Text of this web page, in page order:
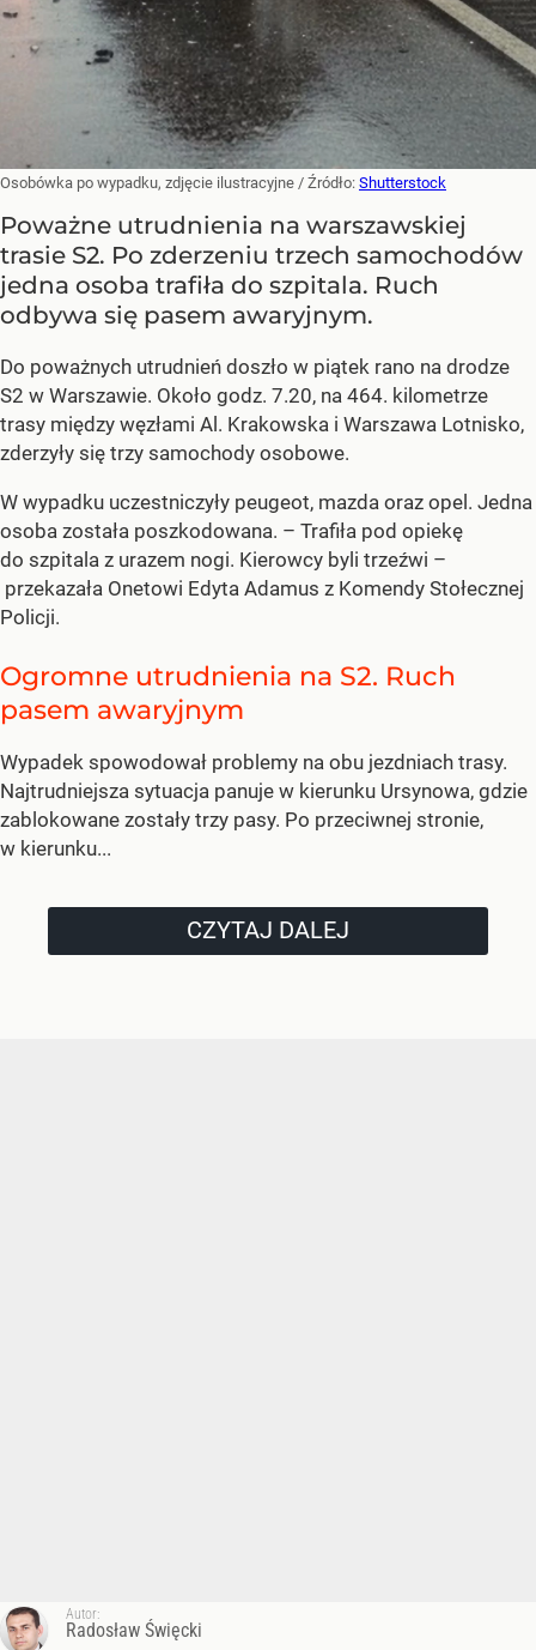
Osobówka po wypadku, zdjęcie ilustracyjne / Źródło: Shutterstock
Poważne utrudnienia na warszawskiej
trasie S2. Po zderzeniu trzech samochodów
jedna osoba trafiła do szpitala. Ruch
odbywa się pasem awaryjnym.
Do poważnych utrudnień doszło w piątek rano na drodze
S2 w Warszawie. Około godz. 7.20, na 464. kilometrze
trasy między węzłami Al. Krakowska i Warszawa Lotnisko,
zderzyły się trzy samochody osobowe.
W wypadku uczestniczyły peugeot, mazda oraz opel. Jedna
osoba została poszkodowana. – Trafiła pod opiekę
do szpitala z urazem nogi. Kierowcy byli trzeźwi –
przekazała Onetowi Edyta Adamus z Komendy Stołecznej
Policji.
Ogromne utrudnienia na S2. Ruch
pasem awaryjnym
Wypadek spowodował problemy na obu jezdniach trasy.
Najtrudniejsza sytuacja panuje w kierunku Ursynowa, gdzie
zablokowane zostały trzy pasy. Po przeciwnej stronie,
w kierunku...
CZYTAJ DALEJ
Autor:
Radosław Święcki